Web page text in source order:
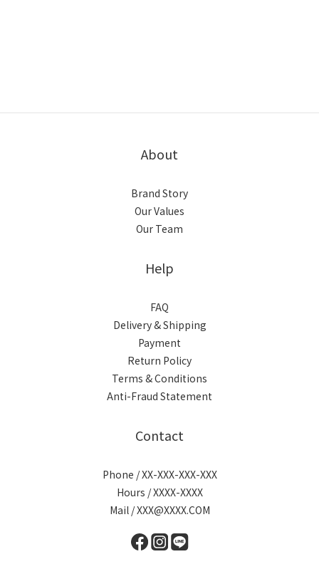
About
Brand Story
Our Values
Our Team
Help
FAQ
Delivery & Shipping
Payment
Return Policy
Terms & Conditions
Anti-Fraud Statement
Contact
Phone / XX-XXX-XXX-XXX
Hours / XXXX-XXXX
Mail / XXX@XXXX.COM